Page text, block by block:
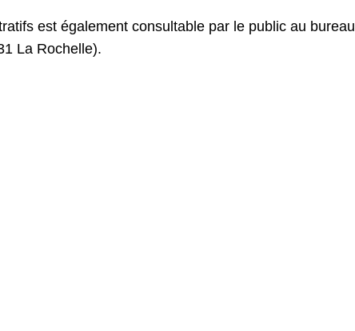
est également consultable par le public au bureau
La Rochelle).